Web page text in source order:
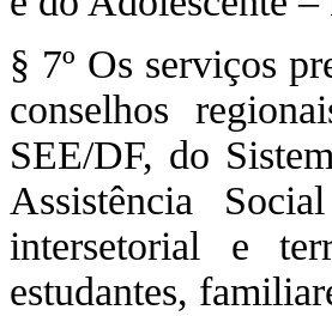
§ 7º Os serviços
conselhos
SEE/DF, do
Assistência
intersetorial e
estudantes,